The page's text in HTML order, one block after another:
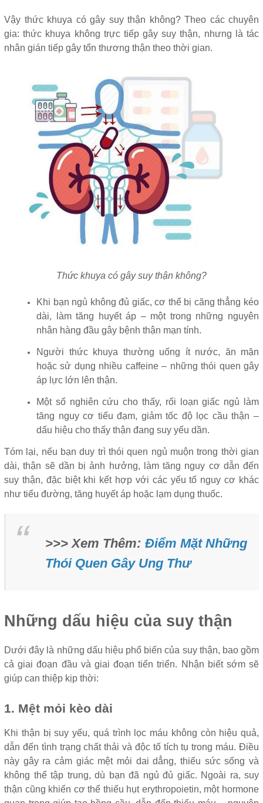
Vậy thức khuya có gây suy thận không? Theo các chuyên
gia: thức khuya không trực tiếp gây suy thận, nhưng là tác
nhân gián tiếp gây tổn thương thận theo thời gian.
Thức khuya có gây suy thận không?
Khi bạn ngủ không đủ giấc, cơ thể bị căng thẳng kéo
dài, làm tăng huyết áp – một trong những nguyên
nhân hàng đầu gây bệnh thận mạn tính.
Người thức khuya thường uống ít nước, ăn mặn
hoặc sử dụng nhiều caffeine – những thói quen gây
áp lực lớn lên thận.
Một số nghiên cứu cho thấy, rối loạn giấc ngủ làm
tăng nguy cơ tiểu đạm, giảm tốc độ lọc cầu thận –
dấu hiệu cho thấy thận đang suy yếu dần.
Tóm lại, nếu bạn duy trì thói quen ngủ muộn trong thời gian
dài, thận sẽ dần bị ảnh hưởng, làm tăng nguy cơ dẫn đến
suy thận, đặc biệt khi kết hợp với các yếu tố nguy cơ khác
như tiểu đường, tăng huyết áp hoặc lạm dụng thuốc.
>>> Xem Thêm: Điểm Mặt Những
Thói Quen Gây Ung Thư
Những dấu hiệu của suy thận
Dưới đây là những dấu hiệu phổ biến của suy thận, bao gồm
cả giai đoạn đầu và giai đoạn tiến triển. Nhận biết sớm sẽ
giúp can thiệp kịp thời:
1. Mệt mỏi kèo dài
Khi thận bị suy yếu, quá trình lọc máu không còn hiệu quả,
dẫn đến tình trạng chất thải và độc tố tích tụ trong máu. Điều
này gây ra cảm giác mệt mỏi dai dẳng, thiếu sức sống và
không thể tập trung, dù bạn đã ngủ đủ giấc. Ngoài ra, suy
thận cũng khiến cơ thể thiếu hụt erythropoietin, một hormone